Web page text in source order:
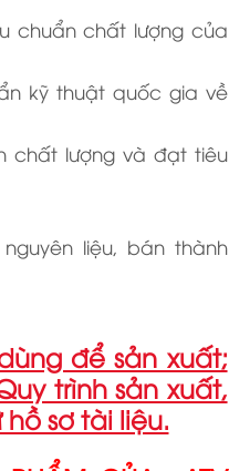
chuẩn chất lượng của
kỹ thuật quốc gia về
chất lượng và đạt tiêu
liệu, bán thành
để sản xuất;
trình sản xuất,
sơ tài liệu.